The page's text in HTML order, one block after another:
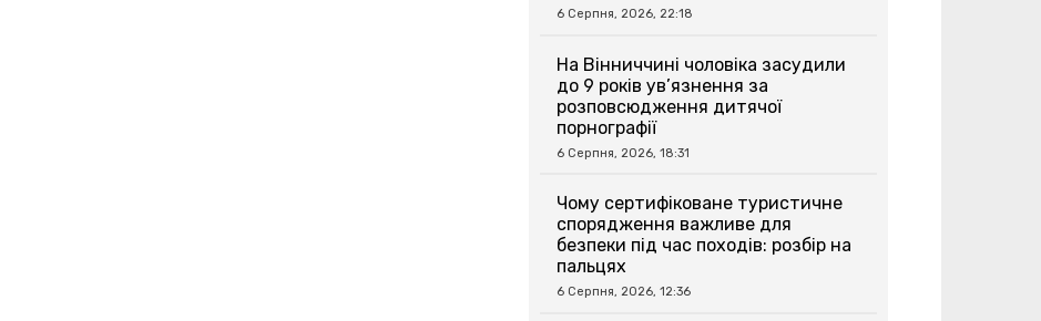
6 Серпня, 2026, 22:18
На Вінниччині чоловіка засудили
до 9 років ув’язнення за
розповсюдження дитячої
порнографії
6 Серпня, 2026, 18:31
Чому сертифіковане туристичне
спорядження важливе для
безпеки під час походів: розбір на
пальцях
6 Серпня, 2026, 12:36